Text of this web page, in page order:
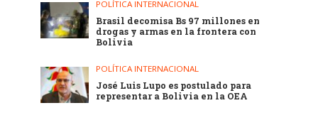
POLÍTICA INTERNACIONAL
Brasil decomisa Bs 97 millones en
drogas y armas en la frontera con
Bolivia
POLÍTICA INTERNACIONAL
José Luis Lupo es postulado para
representar a Bolivia en la OEA